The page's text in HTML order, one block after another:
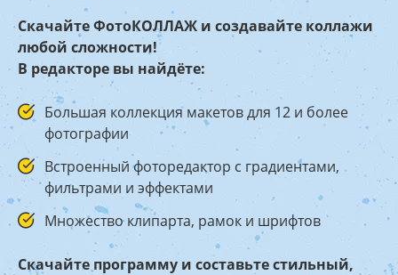
Скачайте ФотоКОЛЛАЖ и создавайте коллажи
любой сложности!
В редакторе вы найдёте:
Большая коллекция макетов для 12 и более
фотографии
Встроенный фоторедактор с градиентами,
фильтрами и эффектами
Множество клипарта, рамок и шрифтов
Скачайте программу и составьте стильный,